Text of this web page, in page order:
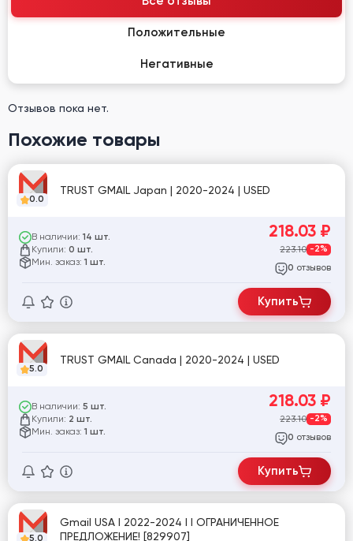
Положительные
Негативные
Отзывов пока нет.
Похожие товары
0.0
TRUST GMAIL Japan | 2020-2024 | USED
В наличии: 14 шт.
Купили: 0 шт.
Мин. заказ: 1 шт.
218.03 ₽
223.10 -2%
0 отзывов
Купить
5.0
TRUST GMAIL Canada | 2020-2024 | USED
В наличии: 5 шт.
Купили: 2 шт.
Мин. заказ: 1 шт.
218.03 ₽
223.10 -2%
0 отзывов
Купить
5.0
Gmail USA I 2022-2024 I I ОГРАНИЧЕННОЕ
ПРЕДЛОЖЕНИЕ! [829907]